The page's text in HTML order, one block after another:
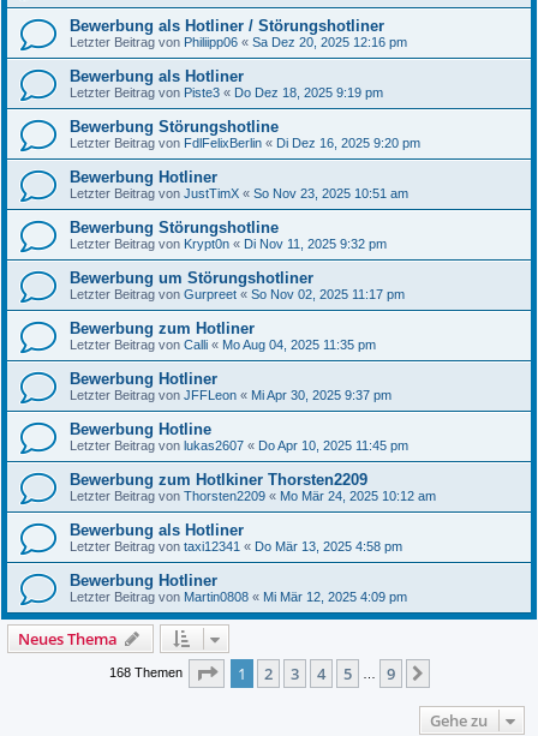
Bewerbung als Hotliner / Störungshotliner
Letzter Beitrag von Philiipp06 « Sa Dez 20, 2025 12:16 pm
Bewerbung als Hotliner
Letzter Beitrag von Piste3 « Do Dez 18, 2025 9:19 pm
Bewerbung Störungshotline
Letzter Beitrag von FdlFelixBerlin « Di Dez 16, 2025 9:20 pm
Bewerbung Hotliner
Letzter Beitrag von JustTimX « So Nov 23, 2025 10:51 am
Bewerbung Störungshotline
Letzter Beitrag von Krypt0n « Di Nov 11, 2025 9:32 pm
Bewerbung um Störungshotliner
Letzter Beitrag von Gurpreet « So Nov 02, 2025 11:17 pm
Bewerbung zum Hotliner
Letzter Beitrag von Calli « Mo Aug 04, 2025 11:35 pm
Bewerbung Hotliner
Letzter Beitrag von JFFLeon « Mi Apr 30, 2025 9:37 pm
Bewerbung Hotline
Letzter Beitrag von lukas2607 « Do Apr 10, 2025 11:45 pm
Bewerbung zum Hotlkiner Thorsten2209
Letzter Beitrag von Thorsten2209 « Mo Mär 24, 2025 10:12 am
Bewerbung als Hotliner
Letzter Beitrag von taxi12341 « Do Mär 13, 2025 4:58 pm
Bewerbung Hotliner
Letzter Beitrag von Martin0808 « Mi Mär 12, 2025 4:09 pm
Neues Thema
168 Themen Seite 1von
1 2 3 4 5 9
Gehe zu